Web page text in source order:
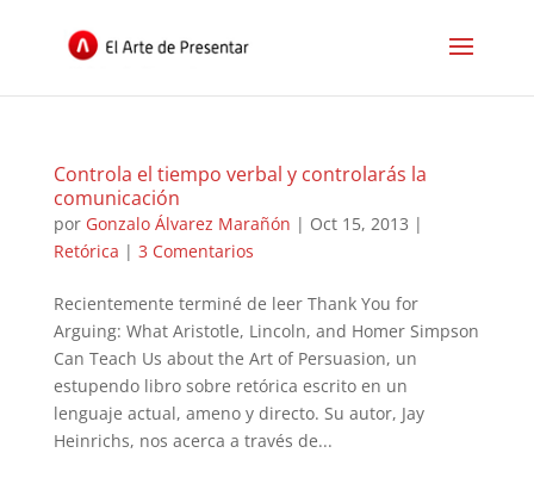
Controla el tiempo verbal y controlarás la
comunicación
por Gonzalo Álvarez Marañón | Oct 15, 2013 |
Retórica | 3 Comentarios
Recientemente terminé de leer Thank You for
Arguing: What Aristotle, Lincoln, and Homer Simpson
Can Teach Us about the Art of Persuasion, un
estupendo libro sobre retórica escrito en un
lenguaje actual, ameno y directo. Su autor, Jay
Heinrichs, nos acerca a través de...